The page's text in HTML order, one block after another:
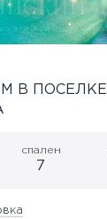
В ПОСЕЛКЕ
спален
7